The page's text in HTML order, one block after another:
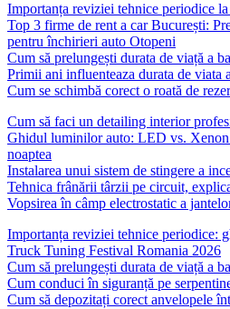
Importanța reviziei tehnice periodice
Top 3 firme de rent a car București:
pentru închirieri auto Otopeni
Cum să prelungești durata de viață a
Primii ani influenteaza durata de viata
Cum se schimbă corect o roată de
Cum să faci un detailing interior
Ghidul luminilor auto: LED vs.
noaptea
Instalarea unui sistem de stingere a
Tehnica frânării târzii pe circuit,
Vopsirea în câmp electrostatic a
Importanța reviziei tehnice periodice:
Truck Tuning Festival Romania 2026
Cum să prelungești durata de viață a
Cum conduci în siguranță pe
Cum să depozitați corect anvelopele